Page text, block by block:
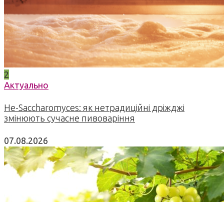
2
Актуально
Не-Saccharomyces: як нетрадиційні дріжджі
змінюють сучасне пивоваріння
07.08.2026